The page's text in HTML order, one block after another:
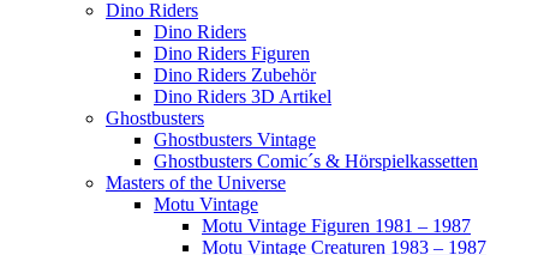
Dino Riders
Dino Riders
Dino Riders Figuren
Dino Riders Zubehör
Dino Riders 3D Artikel
Ghostbusters
Ghostbusters Vintage
Ghostbusters Comic´s & Hörspielkassetten
Masters of the Universe
Motu Vintage
Motu Vintage Figuren 1981 – 1987
Motu Vintage Creaturen 1983 – 1987